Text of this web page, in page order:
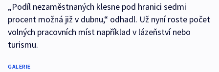
„Podíl nezaměstnaných klesne pod hranici sedmi
procent možná již v dubnu,“ odhadl. Už nyní roste počet
volných pracovních míst například v lázeňství nebo
turismu.
GALERIE